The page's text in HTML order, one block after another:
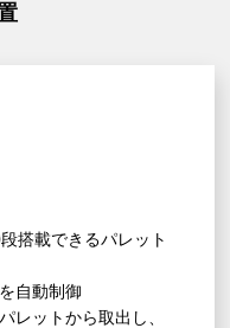
搭載できるパレット
自動制御
レットから取出し、